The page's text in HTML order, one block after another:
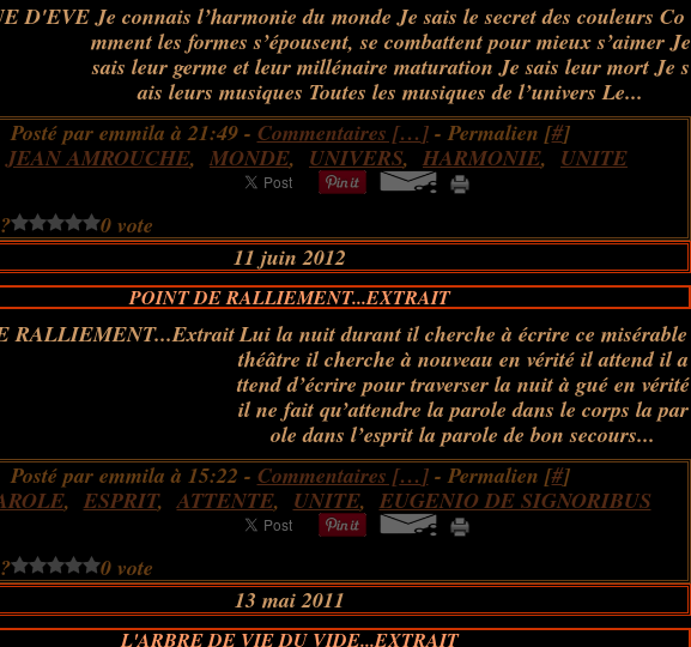
Je connais l’harmonie du monde Je sais le secret des couleurs Co
mment les formes s’épousent, se combattent pour mieux s’aimer Je
sais leur germe et leur millénaire maturation Je sais leur mort Je s
ais leurs musiques Toutes les musiques de l’univers Le...
Posté par emmila à 21:49 - Commentaires […]- Permalien [#]
JEAN AMROUCHE, MONDE, UNIVERS, HARMONIE, UNITE
0 vote
11 juin 2012
POINT DE RALLIEMENT...EXTRAIT
Lui la nuit durant il cherche à écrire ce misérable
théâtre il cherche à nouveau en vérité il attend il a
ttend d’écrire pour traverser la nuit à gué en vérité
il ne fait qu’attendre la parole dans le corps la par
ole dans l’esprit la parole de bon secours...
Posté par emmila à 15:22 - Commentaires […]- Permalien [#]
, ESPRIT,ATTENTE, UNITE, EUGENIO DE SIGNORIBUS
0 vote
13 mai 2011
L'ARBRE DE VIE DU VIDE...EXTRAIT